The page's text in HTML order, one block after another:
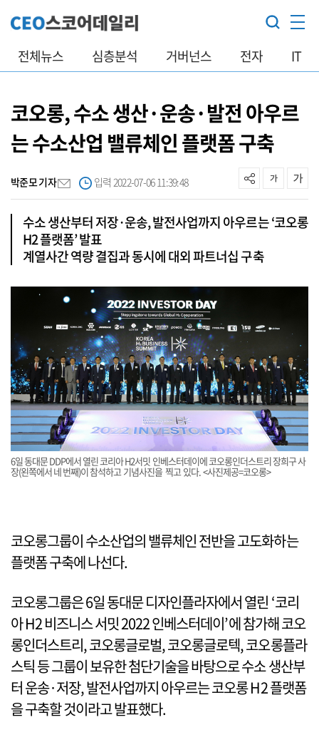
전체뉴스 심층분석 거버넌스 전자 IT
코오롱, 수소 생산·운송·발전 아우르
는 수소산업 밸류체인 플랫폼 구축
박준모 기자 입력 2022-07-06 11:39:48
수소 생산부터 저장·운송, 발전사업까지 아우르는 ‘코오롱
H2 플랫폼’ 발표
계열사간 역량 결집과 동시에 대외 파트너십 구축
6일 동대문 DDP에서 열린 코리아 H2서밋 인베스터데이에 코오롱인더스트리 장희구 사
장(왼쪽에서 네 번째)이 참석하고 기념사진을 찍고 있다. <사진제공=코오롱>
코오롱그룹이 수소산업의 밸류체인 전반을 고도화하는
플랫폼 구축에 나선다.
코오롱그룹은 6일 동대문 디자인플라자에서 열린 ‘코리
아 H2 비즈니스 서밋 2022 인베스터데이’에 참가해 코오
롱인더스트리, 코오롱글로벌, 코오롱글로텍, 코오롱플라
스틱 등 그룹이 보유한 첨단기술을 바탕으로 수소 생산부
터 운송·저장, 발전사업까지 아우르는 코오롱 H2 플랫폼
을 구축할 것이라고 발표했다.